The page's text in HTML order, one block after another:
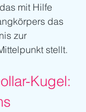
mit Hilfe
das
zur
stellt.
Kugel: